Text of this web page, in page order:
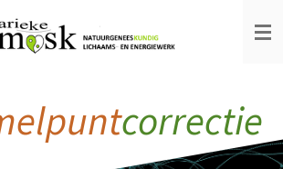
correctie